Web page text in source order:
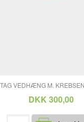
VEDHÆNG M.
DKK 300,00